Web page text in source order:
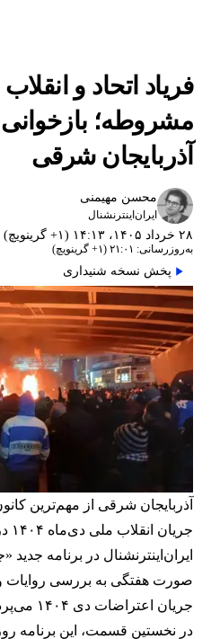
فریاد اتحاد و
مشروطه؛
آذربایجان شرقی
محسن مهیمنی
ایران‌اینترنشنال
۲۸ خرداد ۱۴۰۵، ۱۴:۱۳ (‎+۱ گرینویچ)
به‌روزرسانی: ۲۱:۰۱ (‎+۱ گرینویچ)
پخش نسخه شنیداری
آذربایجان شرقی از مهم‌ترین
ایران‌اینترنشنال در برنامه جدید
صورت هفتگی به بررسی روایات و
جریان اعتراضات دی ۱۴۰۴ می‌پردازد.